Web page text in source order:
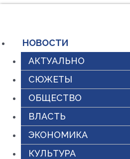
содержимому
НОВОСТИ
АКТУАЛЬНО
СЮЖЕТЫ
ОБЩЕСТВО
ВЛАСТЬ
ЭКОНОМИКА
КУЛЬТУРА